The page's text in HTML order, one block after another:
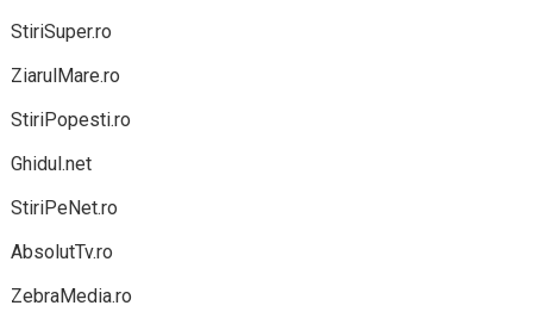
StiriSuper.ro
ZiarulMare.ro
StiriPopesti.ro
Ghidul.net
StiriPeNet.ro
AbsolutTv.ro
ZebraMedia.ro